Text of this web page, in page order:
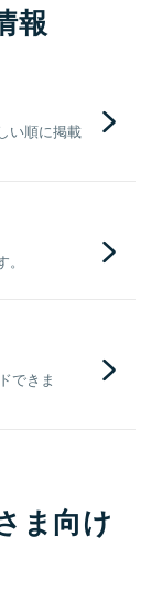
報
い順に掲載
できま
ま向け